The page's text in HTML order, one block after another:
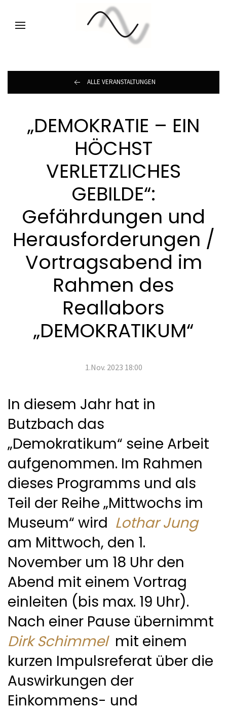
ALLE VERANSTALTUNGEN
„DEMOKRATIE – EIN
HÖCHST
VERLETZLICHES
GEBILDE“:
Gefährdungen und
Herausforderungen /
Vortragsabend im
Rahmen des
Reallabors
„DEMOKRATIKUM“
1.Nov. 2023 18:00
In diesem Jahr hat in
Butzbach das
„Demokratikum“ seine Arbeit
aufgenommen. Im Rahmen
dieses Programms und als
Teil der Reihe „Mittwochs im
Museum“ wird Lothar Jung
am Mittwoch, den 1.
November um 18 Uhr den
Abend mit einem Vortrag
einleiten (bis max. 19 Uhr).
Nach einer Pause übernimmt
Dirk Schimmel mit einem
kurzen Impulsreferat über die
Auswirkungen der
Einkommens- und